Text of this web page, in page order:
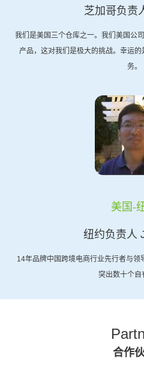
芝加哥负责
我们是美国三个仓库之一。我们美国公
产品，这对我们是极大的挑战。幸运
务。
美国-
纽约负责人
14年品牌中国跨境电商行业先行者与
突出数十个自
合作